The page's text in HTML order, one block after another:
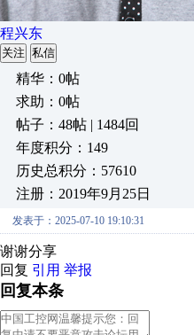
程兴东
关注 私信
精华：0帖
求助：0帖
帖子：48帖 | 1484回
年度积分：149
历史总积分：57610
注册：2019年9月25日
发表于：2025-07-10 19:10:31
谢谢分享
回复 引用 举报
回复本条